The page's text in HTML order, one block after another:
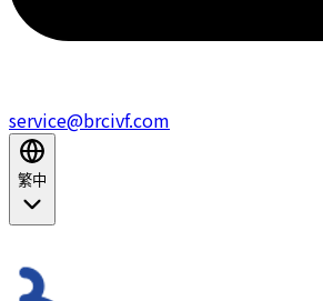
service@brcivf.com
繁中